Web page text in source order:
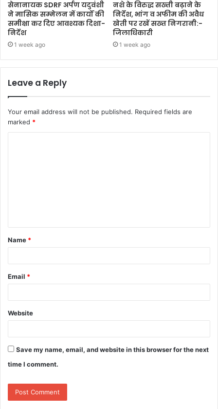
सेनानायक SDRF अर्पण यदुवंशी
ने मासिक सम्मेलन में कार्यों की
समीक्षा कर दिए आवश्यक दिशा-
निर्देश
1 week ago
नशे के विरुद्ध सख्ती बढ़ाने के
निर्देश, भांग व अफीम की अवैध
खेती पर रखें सख्त निगरानी:-
जिलाधिकारी
1 week ago
Leave a Reply
Your email address will not be published. Required fields are
marked *
t
*
Name *
Email *
Website
Save my name, email, and website in this browser for the next
time I comment.